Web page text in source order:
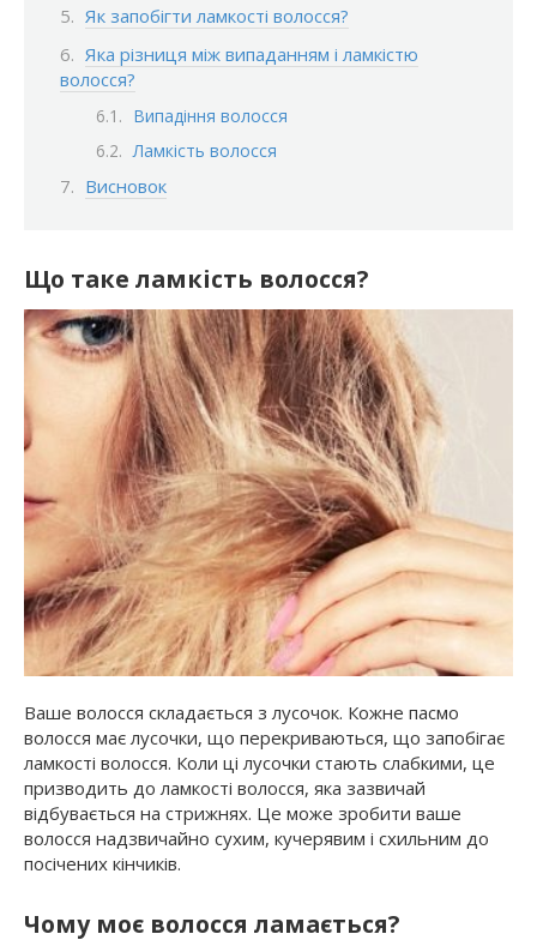
Як запобігти ламкості волосся?
Яка різниця між випаданням і ламкістю
волосся?
Випадіння волосся
Ламкість волосся
Висновок
Що таке ламкість волосся?
Ваше волосся складається з лусочок. Кожне пасмо
волосся має лусочки, що перекриваються, що запобігає
ламкості волосся. Коли ці лусочки стають слабкими, це
призводить до ламкості волосся, яка зазвичай
відбувається на стрижнях. Це може зробити ваше
волосся надзвичайно сухим, кучерявим і схильним до
посічених кінчиків.
Чому моє волосся ламається?